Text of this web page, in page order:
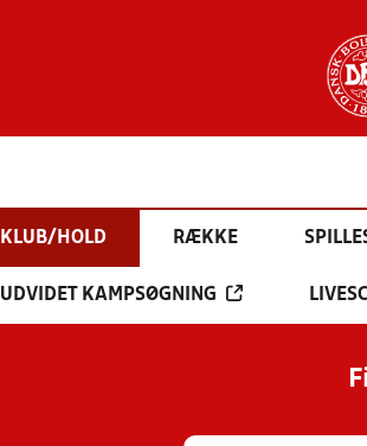
KLUB/HOLD RÆKKE
UDVIDET KAMPSØGNING